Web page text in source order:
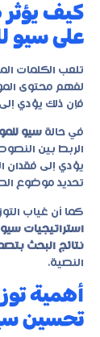
كيف
على سيو
تلعب الكلمات
لفهم محتوى
فإن ذلك يؤدي
في حالة سيو
الربط بين
يؤدي إلى فقدان
تحديد موضوع
كما أن غياب
استراتيجيات
نتائج البحث
النصية.
أهمية
تحسين